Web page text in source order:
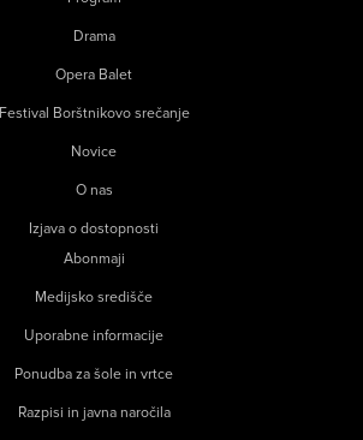
Drama
Opera Balet
Festival Borštnikovo srečanje
Novice
O nas
Izjava o dostopnosti
Abonmaji
Medijsko središče
Uporabne informacije
Ponudba za šole in vrtce
Razpisi in javna naročila